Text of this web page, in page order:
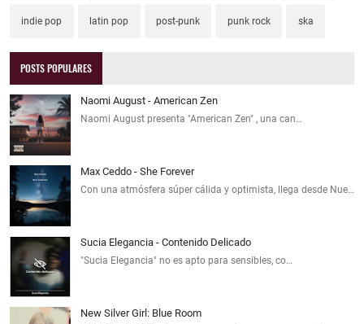
indie pop latin pop post-punk punk rock ska
POSTS POPULARES
Naomi August - American Zen
Naomi August presenta "American Zen" , una can…
Max Ceddo - She Forever
Con una atmósfera súper cálida y optimista, llega desde Nue…
Sucia Elegancia - Contenido Delicado
"Sucia Elegancia" no es apto para sensibles, co…
New Silver Girl: Blue Room